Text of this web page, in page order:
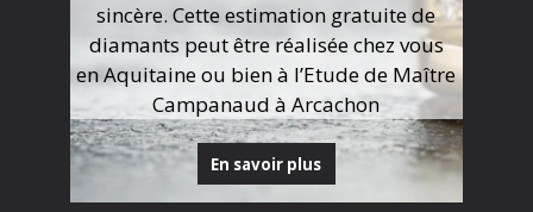
sincère. Cette estimation gratuite de
diamants peut être réalisée chez vous
en Aquitaine ou bien à l’Etude de Maître
Campanaud à Arcachon
En savoir plus